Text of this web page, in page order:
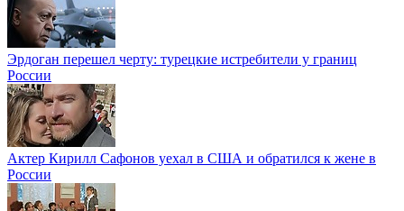
Эрдоган перешел черту: турецкие истребители у границ
России
Актер Кирилл Сафонов уехал в США и обратился к жене в
России